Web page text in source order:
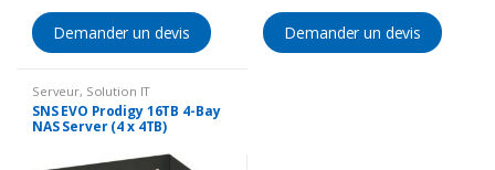
Demander un devis Demander un devis
Serveur, Solution IT
SNS EVO Prodigy 16TB 4-Bay
NAS Server (4 x 4TB)